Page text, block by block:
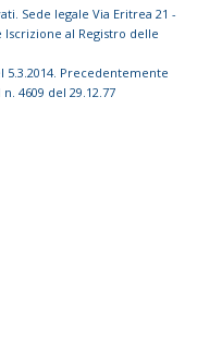
Sede legale Via Eritrea 21 -
Iscrizione al Registro delle
5.3.2014. Precedentemente
4609 del 29.12.77